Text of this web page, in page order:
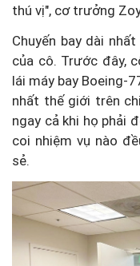
thú vị", cơ trưởng
Chuyến bay dài
của cô. Trước đây,
lái máy bay Boeing-
nhất thế giới trên
ngay cả khi họ phải
coi nhiệm vụ nào
sẻ.